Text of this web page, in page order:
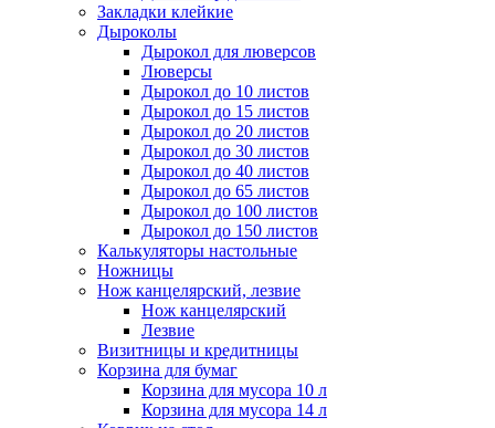
Закладки клейкие
Дыроколы
Дырокол для люверсов
Люверсы
Дырокол до 10 листов
Дырокол до 15 листов
Дырокол до 20 листов
Дырокол до 30 листов
Дырокол до 40 листов
Дырокол до 65 листов
Дырокол до 100 листов
Дырокол до 150 листов
Калькуляторы настольные
Ножницы
Нож канцелярский, лезвие
Нож канцелярский
Лезвие
Визитницы и кредитницы
Корзина для бумаг
Корзина для мусора 10 л
Корзина для мусора 14 л